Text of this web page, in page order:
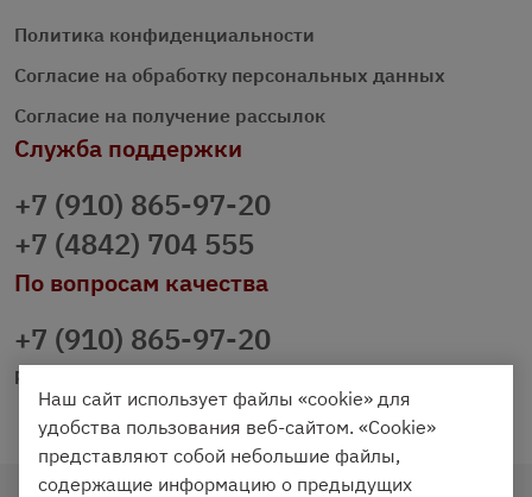
Политика конфиденциальности
Согласие на обработку персональных данных
Согласие на получение рассылок
Служба поддержки
+7 (910) 865-97-20
+7 (4842) 704 555
По вопросам качества
+7 (910) 865-97-20
prazdnichniy40@palmi.ru
Наш сайт использует файлы «cookie» для
удобства пользования веб-сайтом. «Cookie»
представляют собой небольшие файлы,
содержащие информацию о предыдущих